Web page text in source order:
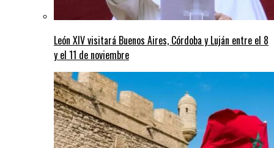
León XIV visitará Buenos Aires, Córdoba y Luján entre el 8
y el 11 de noviembre